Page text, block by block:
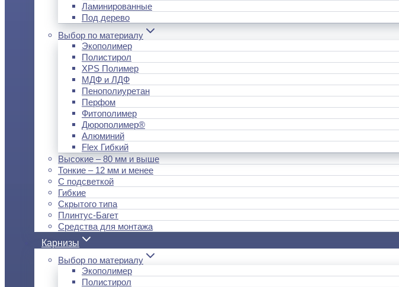
Ламинированные
Под дерево
Выбор по материалу
Экополимер
Полистирол
XPS Полимер
МДФ и ЛДФ
Пенополиуретан
Перфом
Фитополимер
Дюрополимер®
Алюминий
Flex Гибкий
Высокие – 80 мм и выше
Тонкие – 12 мм и менее
С подсветкой
Гибкие
Скрытого типа
Плинтус-Багет
Средства для монтажа
Карнизы
Выбор по материалу
Экополимер
Полистирол